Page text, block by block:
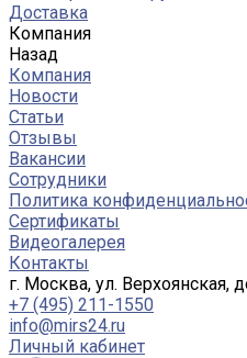
Доставка
Компания
Назад
Компания
Новости
Статьи
Отзывы
Вакансии
Сотрудники
Политика
Сертификаты
Видеогалерея
Контакты
г. Москва, ул. Верхоянская,
+7 (495) 211-1550
info@mirs24.ru
Личный кабинет